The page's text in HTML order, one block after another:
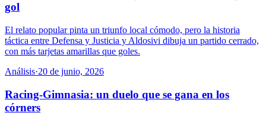
gol
El relato popular pinta un triunfo local cómodo, pero la historia
táctica entre Defensa y Justicia y Aldosivi dibuja un partido cerrado,
con más tarjetas amarillas que goles.
Análisis·20 de junio, 2026
Racing-Gimnasia: un duelo que se gana en los
córners